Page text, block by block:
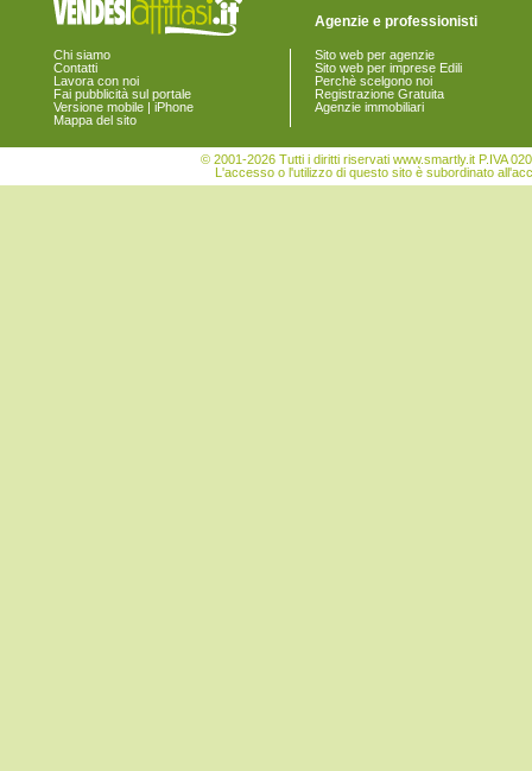
Torre San Patrizio
Chi siamo
Contatti
Lavora con noi
Fai pubblicità sul portale
Versione mobile | iPhone
Mappa del sito
Agenzie e professionisti
Sito web per agenzie
Sito web per imprese Edili
Perchè scelgono noi
Registrazione Gratuita
Agenzie immobiliari
© 2001-2026 Tutti i diritti riservati www.smartly.it P.IVA
L'accesso o l'utilizzo di questo sito è subordinato